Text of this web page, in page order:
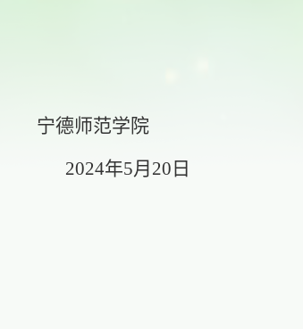
学院
2024年5月 20 日